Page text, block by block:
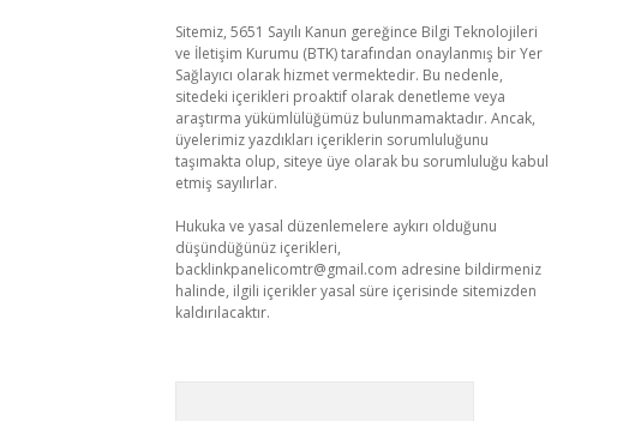
Sitemiz, 5651 Sayılı Kanun gereğince Bilgi Teknolojileri
ve İletişim Kurumu (BTK) tarafından onaylanmış bir Yer
Sağlayıcı olarak hizmet vermektedir. Bu nedenle,
sitedeki içerikleri proaktif olarak denetleme veya
araştırma yükümlülüğümüz bulunmamaktadır. Ancak,
üyelerimiz yazdıkları içeriklerin sorumluluğunu
taşımakta olup, siteye üye olarak bu sorumluluğu kabul
etmiş sayılırlar.
Hukuka ve yasal düzenlemelere aykırı olduğunu
düşündüğünüz içerikleri,
backlinkpanelicomtr@gmail.com adresine bildirmeniz
halinde, ilgili içerikler yasal süre içerisinde sitemizden
kaldırılacaktır.